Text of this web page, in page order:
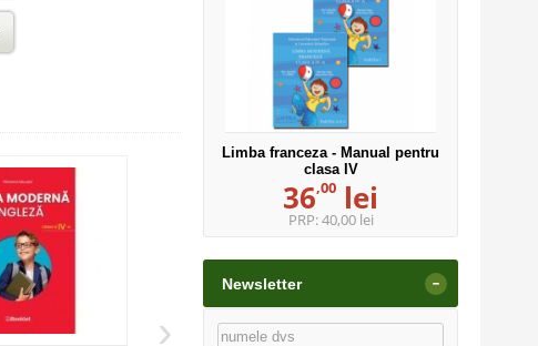
›
Limba franceza - Manual pentru
clasa IV
36,00 lei
PRP:40,00 lei
Newsletter -